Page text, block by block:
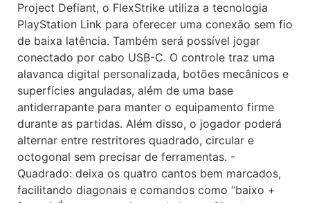
Project Defiant, o FlexStrike utiliza a tecnologia
PlayStation Link para oferecer uma conexão sem fio
de baixa latência. Também será possível jogar
conectado por cabo USB-C. O controle traz uma
alavanca digital personalizada, botões mecânicos e
superfícies anguladas, além de uma base
antiderrapante para manter o equipamento firme
durante as partidas. Além disso, o jogador poderá
alternar entre restritores quadrado, circular e
octogonal sem precisar de ferramentas. -
Quadrado: deixa os quatro cantos bem marcados,
facilitando diagonais e comandos como “baixo +